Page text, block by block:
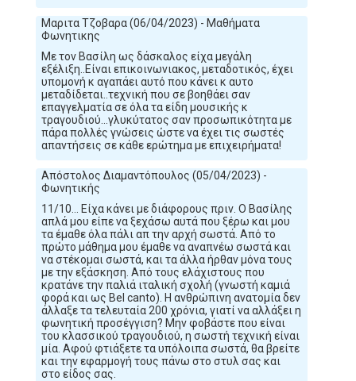
Μαριτα Τζοβαρα (06/04/2023) - Μαθήματα
Φωνητικης
Με τον Βασίλη ως δάσκαλος είχα μεγάλη
εξέλιξη..Είναι επικοινωνιακος, μεταδοτικός, έχει
υπομονή κ αγαπάει αυτό που κάνει κ αυτο
μεταδίδεται..τεχνική που σε βοηθάει σαν
επαγγελματία σε όλα τα είδη μουσικής κ
τραγουδιού...γλυκύτατος σαν προσωπικότητα με
πάρα πολλές γνώσεις ώστε να έχει τις σωστές
απαντήσεις σε κάθε ερώτημα με επιχειρήματα!
Απόστολος Διαμαντόπουλος (05/04/2023) -
Φωνητικής
11/10... Είχα κάνει με διάφορους πριν. Ο Βασίλης
απλά μου είπε να ξεχάσω αυτά που ξέρω και μου
τα έμαθε όλα πάλι απ την αρχή σωστά. Από το
πρώτο μάθημα μου έμαθε να αναπνέω σωστά και
να στέκομαι σωστά, και τα άλλα ήρθαν μόνα τους
με την εξάσκηση. Από τους ελάχιστους που
κρατάνε την παλιά ιταλική σχολή (γνωστή καμιά
φορά και ως Bel canto). Η ανθρώπινη ανατομία δεν
άλλαξε τα τελευταία 200 χρόνια, γιατί να αλλάξει η
φωνητική προσέγγιση? Μην φοβάστε που είναι
του κλασσικού τραγουδιού, η σωστή τεχνική είναι
μία. Αφού φτιάξετε τα υπόλοιπα σωστά, θα βρείτε
και την εφαρμογή τους πάνω στο στυλ σας και
στο είδος σας.